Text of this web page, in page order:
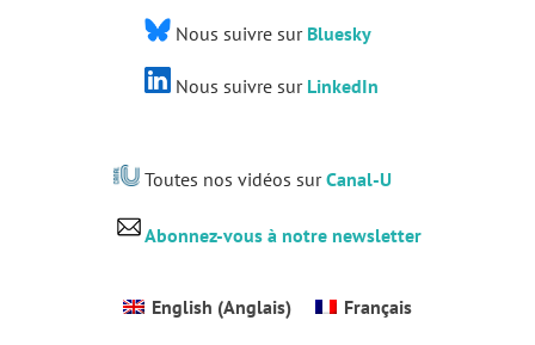
Nous suivre sur Bluesky
Nous suivre sur LinkedIn
Toutes nos vidéos surCanal-U
Abonnez-vous à notre newsletter
English (Anglais) Français